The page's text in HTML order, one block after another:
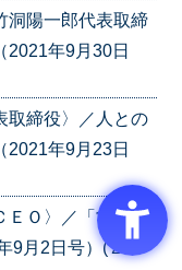
陽一郎代表取締
2021年9月30日
締役〉／人との
2021年9月23日
Ｏ〉／「営業苦
9月2日号）('21/0